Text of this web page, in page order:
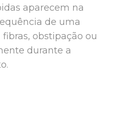
aparecem na
de uma
obstipação ou
durante a